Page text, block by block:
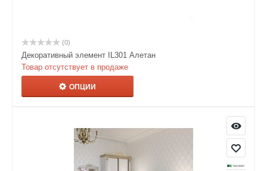
(0)
Декоративный элемент IL301 Алетан
Товар отсутствует в продаже
ОПЦИИ